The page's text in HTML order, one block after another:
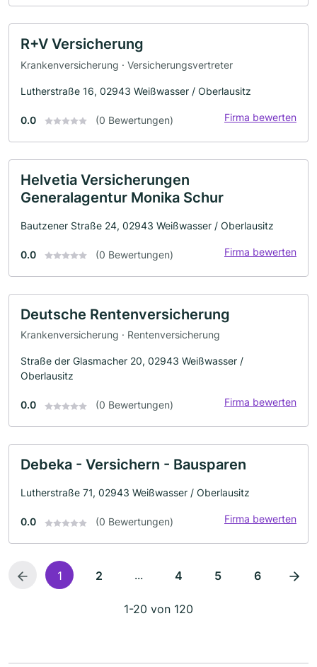
R+V Versicherung
Krankenversicherung · Versicherungsvertreter
Lutherstraße 16, 02943 Weißwasser / Oberlausitz
0.0 (0 Bewertungen) Firma bewerten
Helvetia Versicherungen
Generalagentur Monika Schur
Bautzener Straße 24, 02943 Weißwasser / Oberlausitz
0.0 (0 Bewertungen) Firma bewerten
Deutsche Rentenversicherung
Krankenversicherung · Rentenversicherung
Straße der Glasmacher 20, 02943 Weißwasser /
Oberlausitz
0.0 (0 Bewertungen) Firma bewerten
Debeka - Versichern - Bausparen
Lutherstraße 71, 02943 Weißwasser / Oberlausitz
0.0 (0 Bewertungen) Firma bewerten
1 2 ... 4 5 6
1-20 von 120